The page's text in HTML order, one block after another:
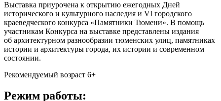
Выставка приурочена к открытию ежегодных Дней
исторического и культурного наследия и VI городского
краеведческого конкурса «Памятники Тюмени». В помощь
участникам Конкурса на выставке представлены издания
об архитектурном разнообразии тюменских улиц, памятниках
истории и архитектуры города, их истории и современном
состоянии.
Рекомендуемый возраст 6+
Режим работы: